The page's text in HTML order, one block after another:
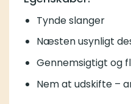
Tynde slanger
Næsten usynligt
Gennemsigtigt og
Nem at udskifte –